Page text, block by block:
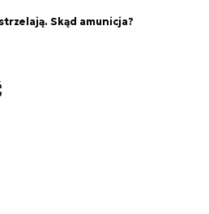
Skąd amunicja?